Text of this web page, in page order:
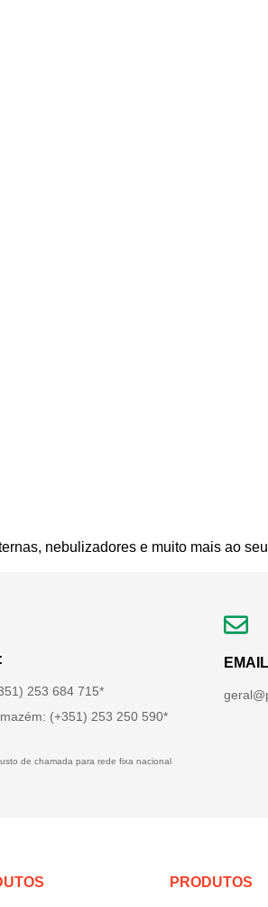
nebulizadores e muito mais ao
253 684 715*
(+351) 253 250 590*
de chamada para rede fixa nacional
PRODUTOS